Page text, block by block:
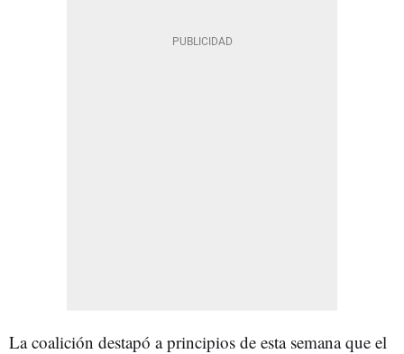
La coalición destapó a principios de esta semana que el